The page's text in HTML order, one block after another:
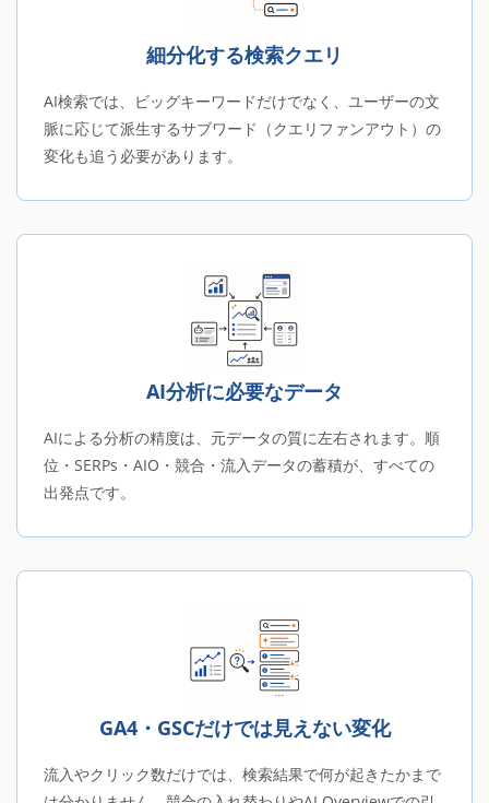
細分化する検索クエリ
AI検索では、ビッグキーワードだけでなく、ユーザーの文
脈に応じて派生するサブワード（クエリファンアウト）の
変化も追う必要があります。
AI分析に必要なデータ
AIによる分析の精度は、元データの質に左右されます。順
位・SERPs・AIO・競合・流入データの蓄積が、すべての
出発点です。
GA4・GSCだけでは見えない変化
流入やクリック数だけでは、検索結果で何が起きたかまで